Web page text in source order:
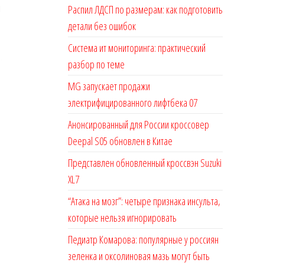
Распил ЛДСП по размерам: как подготовить
детали без ошибок
Система ит мониторинга: практический
разбор по теме
MG запускает продажи
электрифицированного лифтбека 07
Анонсированный для России кроссовер
Deepal S05 обновлен в Китае
Представлен обновленный кроссвэн Suzuki
XL7
“Атака на мозг”: четыре признака инсульта,
которые нельзя игнорировать
Педиатр Комарова: популярные у россиян
зеленка и оксолиновая мазь могут быть